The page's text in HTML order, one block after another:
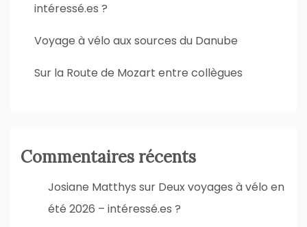
intéressé.es ?
Voyage à vélo aux sources du Danube
Sur la Route de Mozart entre collègues
Commentaires récents
Josiane Matthys sur Deux voyages à vélo en
été 2026 – intéressé.es ?